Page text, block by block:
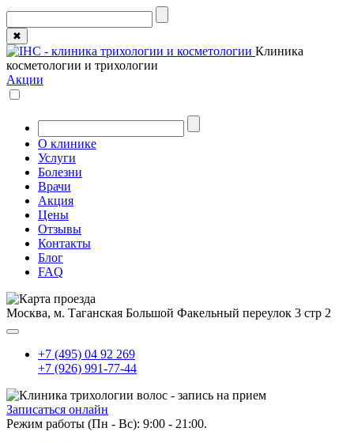
✖
Клиника
косметологии и трихологии
Акции
О клинике
Услуги
Болезни
Врачи
Акция
Цены
Отзывы
Контакты
Блог
FAQ
Москва, м. Таганская Большой Факельный переулок 3 стр 2
+7 (495) 04 92 269
+7 (926) 991-77-44
Записаться онлайн
Режим работы (Пн - Вс): 9:00 - 21:00.